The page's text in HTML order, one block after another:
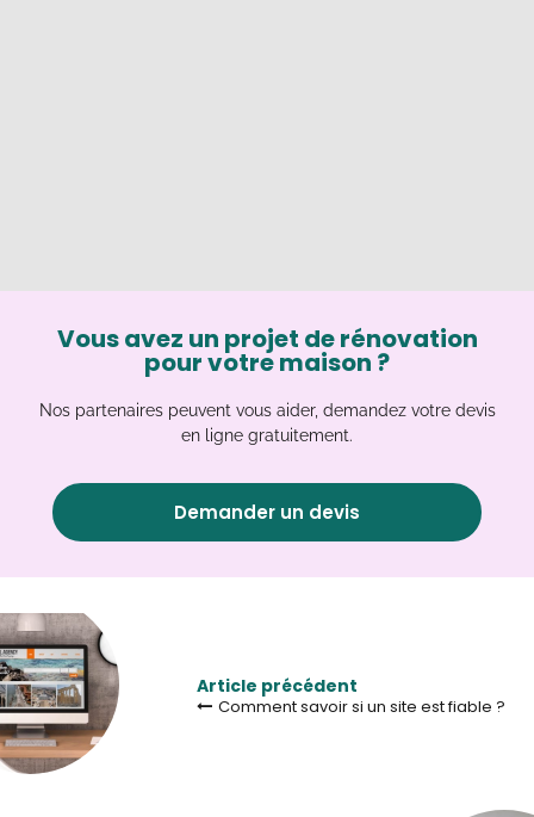
Vous avez un projet de rénovation
pour votre maison ?
Nos partenaires peuvent vous aider, demandez votre devis
en ligne gratuitement.
Demander un devis
Article précédent
Comment savoir si un site est fiable ?